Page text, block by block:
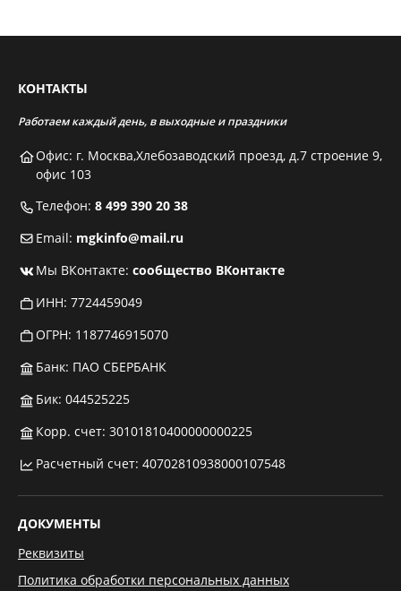
КОНТАКТЫ
Работаем каждый день, в выходные и праздники
Офис: г. Москва,Хлебозаводский проезд, д.7 строение 9,
офис 103
Телефон: 8 499 390 20 38
Email: mgkinfo@mail.ru
Мы ВКонтакте: сообщество ВКонтакте
ИНН: 7724459049
ОГРН: 1187746915070
Банк: ПАО СБЕРБАНК
Бик: 044525225
Корр. счет: 30101810400000000225
Расчетный счет: 40702810938000107548
ДОКУМЕНТЫ
Реквизиты
Политика обработки персональных данных